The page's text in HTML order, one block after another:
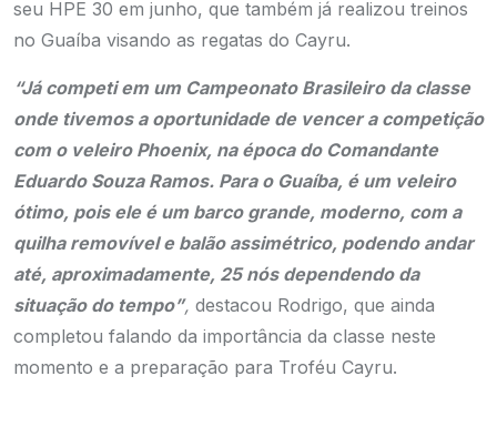
seu HPE 30 em junho, que também já realizou treinos
no Guaíba visando as regatas do Cayru.
“Já competi em um Campeonato Brasileiro da classe
onde tivemos a oportunidade de vencer a competição
com o veleiro Phoenix, na época do Comandante
Eduardo Souza Ramos. Para o Guaíba, é um veleiro
ótimo, pois ele é um barco grande, moderno, com a
quilha removível e balão assimétrico, podendo andar
até, aproximadamente, 25 nós dependendo da
situação do tempo”, destacou Rodrigo, que ainda
completou falando da importância da classe neste
momento e a preparação para Troféu Cayru.